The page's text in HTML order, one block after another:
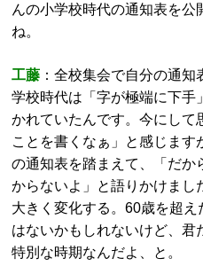
んの小学校時代の通知表を公
ね。
工藤 ：全校集会で自分の通
学校時代は「字が極端に下手
かれていたんです。今にして
ことを書くなぁ」と感じます
の通知表を踏まえて、「だか
からないよ」と語りかけまし
大きく変化する。60歳を超
はないかもしれないけど、君
特別な時期なんだよ、と。